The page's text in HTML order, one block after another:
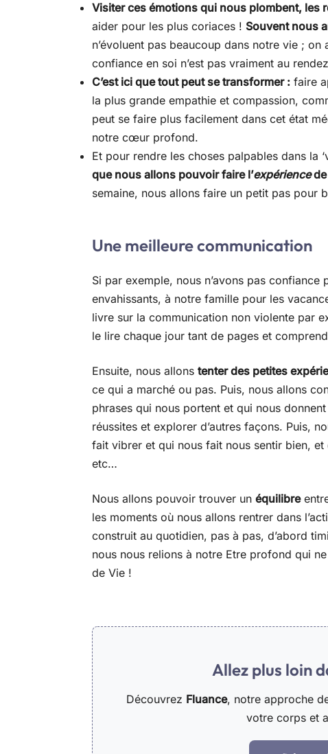
Visiter ces émotions qui nous plombent, les
aider pour les plus coriaces ! Souvent nous
n’évoluent pas beaucoup dans notre vie ; on
confiance en soi n’est pas vraiment au
C’est ici que tout peut se transformer : faire
la plus grande empathie et compassion,
peut se faire plus facilement dans cet état
notre cœur profond.
Et pour rendre les choses palpables dans la
que nous allons pouvoir faire l’expériencede
semaine, nous allons faire un petit pas pour
Une meilleure communication
Si par exemple, nous n’avons pas
envahissants, à notre famille pour les
livre sur la communication non violente par
le lire chaque jour tant de pages et
Ensuite, nous allons tenter des petites
ce qui a marché ou pas. Puis, nous allons
phrases qui nous portent et qui nous
réussites et explorer d’autres façons. Puis,
fait vibrer et qui nous fait nous sentir bien,
etc…
Nous allons pouvoir trouver un équilibre
les moments où nous allons rentrer dans
construit au quotidien, pas à pas, d’abord
nous nous relions à notre Etre profond qui
de Vie !
Allez plus loin
Découvrez Fluance, notre approche
votre corps et